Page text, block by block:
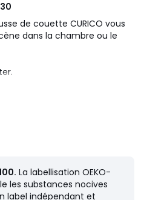
de couette CURICO vous
dans la chambre ou le
La labellisation OEKO-
les substances nocives
label indépendant et